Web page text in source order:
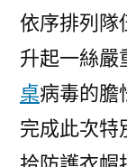
依序排列隊
升起一絲嚴
桌病毒的膽
完成此次特